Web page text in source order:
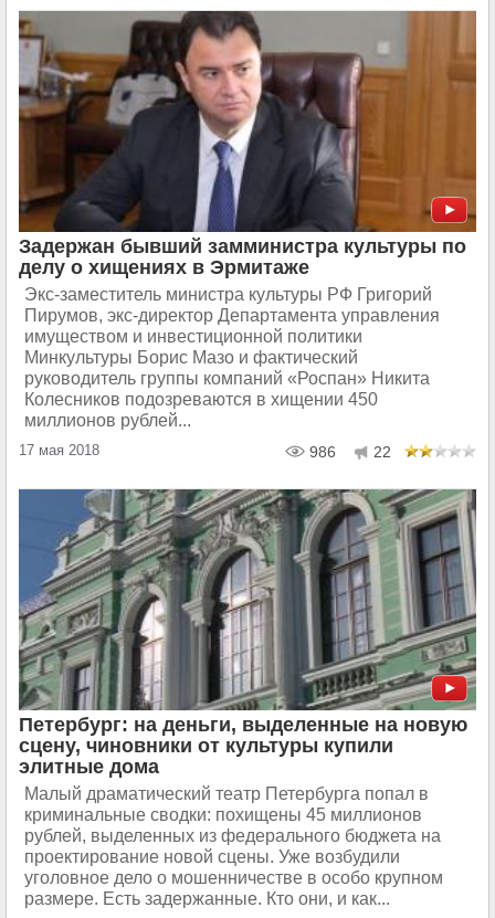
Задержан бывший замминистра культуры по
делу о хищениях в Эрмитаже
Экс-заместитель министра культуры РФ Григорий
Пирумов, экс-директор Департамента управления
имуществом и инвестиционной политики
Минкультуры Борис Мазо и фактический
руководитель группы компаний «Роспан» Никита
Колесников подозреваются в хищении 450
миллионов рублей...
17 мая 2018 986 22
Петербург: на деньги, выделенные на новую
сцену, чиновники от культуры купили
элитные дома
Малый драматический театр Петербурга попал в
криминальные сводки: похищены 45 миллионов
рублей, выделенных из федерального бюджета на
проектирование новой сцены. Уже возбудили
уголовное дело о мошенничестве в особо крупном
размере. Есть задержанные. Кто они, и как...